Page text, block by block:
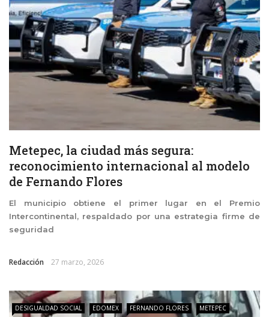
Metepec, la ciudad más segura:
reconocimiento internacional al modelo
de Fernando Flores
El municipio obtiene el primer lugar en el Premio
Intercontinental, respaldado por una estrategia firme de
seguridad
Redacción 27 marzo, 2026
DESIGUALDAD SOCIAL EDOMEX FERNANDO FLORES METEPEC